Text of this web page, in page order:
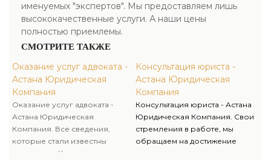
именуемых "экспертов". Мы предоставляем лишь
высококачественные услуги. А наши цены
полностью приемлемы.
СМОТРИТЕ ТАКЖЕ
Оказание услуг адвоката -
Астана Юридическая
Компания
Оказание услуг адвоката -
Астана Юридическая
Компания. Все сведения,
которые стали известны
адвокату от Клиента, считаются
Консультация юриста -
Астана Юридическая
Компания
Консультация юриста - Астана
Юридическая Компания. Свои
стремления в работе, мы
обращаем на достижение